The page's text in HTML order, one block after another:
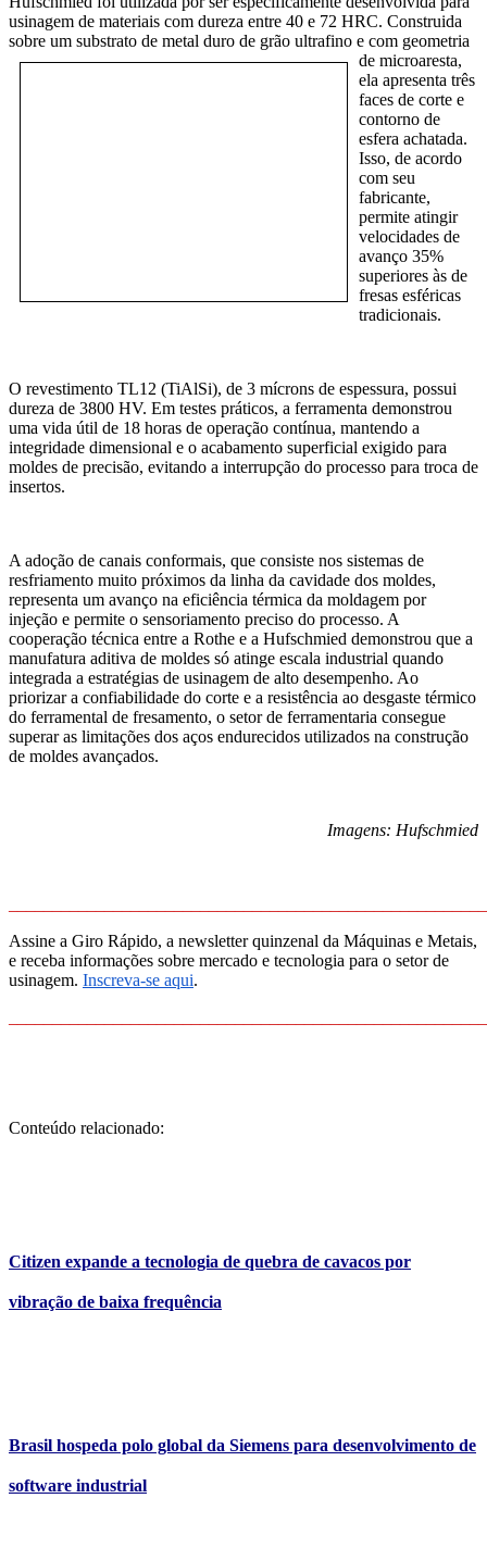
usinagem de materiais com dureza entre 40 e 72 HRC. Construida
sobre um substrato de metal duro de grão ultrafino e com geometria
de microaresta,
ela apresenta três
faces de corte e
contorno de
esfera achatada.
Isso, de acordo
com seu
fabricante,
permite atingir
velocidades de
avanço 35%
superiores às de
fresas esféricas
tradicionais.
O revestimento TL12 (TiAlSi), de 3 mícrons de espessura, possui
dureza de 3800 HV. Em testes práticos, a ferramenta demonstrou
uma vida útil de 18 horas de operação contínua, mantendo a
integridade dimensional e o acabamento superficial exigido para
moldes de precisão, evitando a interrupção do processo para troca de
insertos.
A adoção de canais conformais, que consiste nos sistemas de
resfriamento muito próximos da linha da cavidade dos moldes,
representa um avanço na eficiência térmica da moldagem por
injeção e permite o sensoriamento preciso do processo. A
cooperação técnica entre a Rothe e a Hufschmied demonstrou que a
manufatura aditiva de moldes só atinge escala industrial quando
integrada a estratégias de usinagem de alto desempenho. Ao
priorizar a confiabilidade do corte e a resistência ao desgaste térmico
do ferramental de fresamento, o setor de ferramentaria consegue
superar as limitações dos aços endurecidos utilizados na construção
de moldes avançados.
Imagens: Hufschmied
Assine a Giro Rápido, a newsletter quinzenal da Máquinas e Metais,
e receba informações sobre mercado e tecnologia para o setor de
usinagem. Inscreva-se aqui.
Conteúdo relacionado:
Citizen expande a tecnologia de quebra de cavacos por
vibração de baixa frequência
Brasil hospeda polo global da Siemens para desenvolvimento de
software industrial